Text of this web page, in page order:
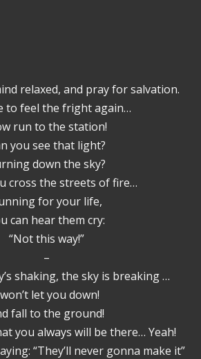
relaxed, and pray for salvation.
to feel the fright again…
run to the station!
you see that light?
down the sky?
cross the streets of fire…
for your life,
can hear them cry:
“Not this way!”
–
shaking, the sky is breaking …
let you down!
fall to the ground!
you always will be there… Yeah!
“They’ll never gonna make it”